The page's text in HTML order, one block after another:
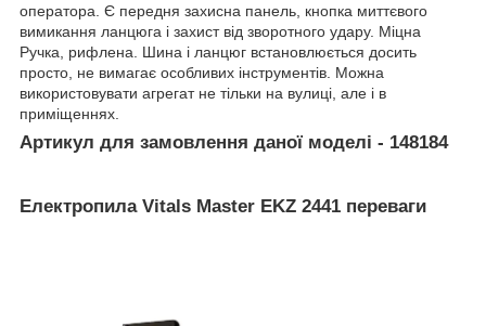
оператора. Є передня захисна панель, кнопка миттєвого
вимикання ланцюга і захист від зворотного удару. Міцна
Ручка, рифлена. Шина і ланцюг встановлюється досить
просто, не вимагає особливих інструментів. Можна
використовувати агрегат не тільки на вулиці, але і в
приміщеннях.
Артикул для замовлення даної моделі - 148184
Електропила Vitals Master EKZ 2441 переваги